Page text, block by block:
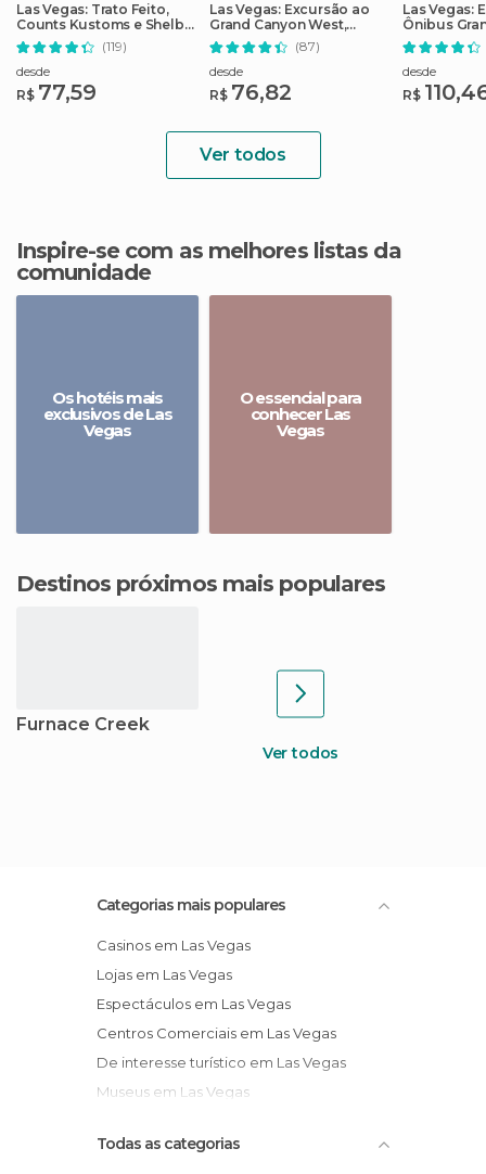
Las Vegas: Trato Feito,
Counts Kustoms e Shelby
American
(119)
desde
R$ 77,59
Las Vegas: Excursão ao
Grand Canyon West,
almoço e Skywalk
opcional
(87)
desde
R$ 76,82
Las Vegas:
Ônibus
Represa
desde
R$
Ver todos
Inspire-se com as melhores listas da
comunidade
Os hotéis mais
exclusivos de Las
Vegas
O essencial para
conhecer Las
Vegas
Destinos próximos mais populares
Furnace Creek
Ver todos
Categorias mais populares
Casinos em Las Vegas
Lojas em Las Vegas
Espectáculos em Las Vegas
Centros Comerciais em Las Vegas
De interesse turístico em Las Vegas
Museus em Las Vegas
Todas as categorias